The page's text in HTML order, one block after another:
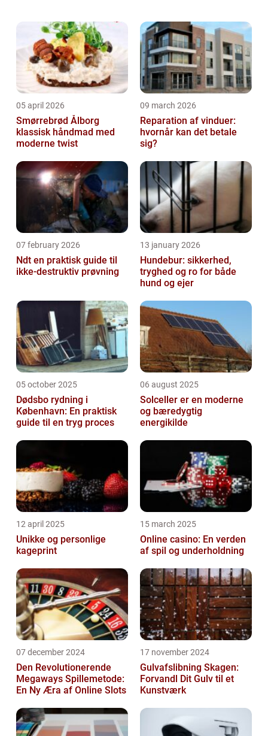
hals og fremhæve...
05 april 2026
Smørrebrød Ålborg
klassisk håndmad med
moderne twist
09 march 2026
Reparation af vinduer:
hvornår kan det betale
sig?
07 february 2026
Ndt en praktisk guide til
ikke-destruktiv prøvning
13 january 2026
Hundebur: sikkerhed,
tryghed og ro for både
hund og ejer
05 october 2025
Dødsbo rydning i
København: En praktisk
guide til en tryg proces
06 august 2025
Solceller er en moderne
og bæredygtig
energikilde
12 april 2025
Unikke og personlige
kageprint
15 march 2025
Online casino: En verden
af spil og underholdning
07 december 2024
Den Revolutionerende
Megaways Spillemetode:
En Ny Æra af Online Slots
17 november 2024
Gulvafslibning Skagen:
Forvandl Dit Gulv til et
Kunstværk